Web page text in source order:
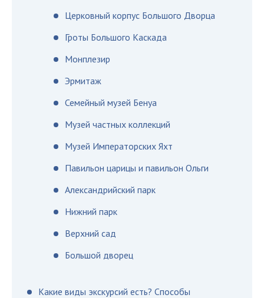
Церковный корпус Большого Дворца
Гроты Большого Каскада
Монплезир
Эрмитаж
Семейный музей Бенуа
Музей частных коллекций
Музей Императорских Яхт
Павильон царицы и павильон Ольги
Александрийский парк
Нижний парк
Верхний сад
Большой дворец
Какие виды экскурсий есть? Способы